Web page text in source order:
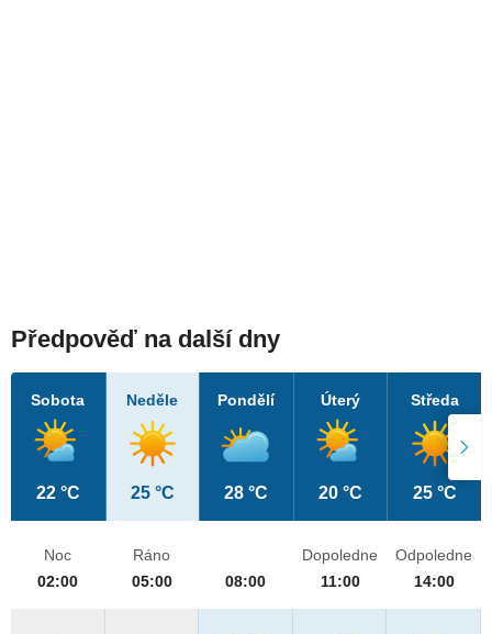
Předpověď na další dny
Sobota
22 °C
Neděle
25 °C
Pondělí
28 °C
Úterý
20 °C
Středa
25 °C
Noc
02:00
Ráno
05:00
08:00
Dopoledne
11:00
Odpoledne
14:00